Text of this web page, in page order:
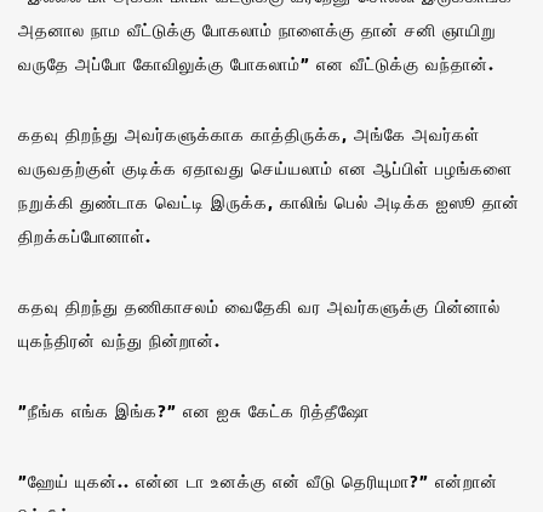
அதனால நாம வீட்டுக்கு போகலாம் நாளைக்கு தான் சனி ஞாயிறு
வருதே அப்போ கோவிலுக்கு போகலாம்” என வீட்டுக்கு வந்தான்.
கதவு திறந்து அவர்களுக்காக காத்திருக்க, அங்கே அவர்கள்
வருவதற்குள் குடிக்க ஏதாவது செய்யலாம் என ஆப்பிள் பழங்களை
நறுக்கி துண்டாக வெட்டி இருக்க, காலிங் பெல் அடிக்க ஐஸூ தான்
திறக்கப்போனாள்.
கதவு திறந்து தணிகாசலம் வைதேகி வர அவர்களுக்கு பின்னால்
யுகந்திரன் வந்து நின்றான்.
”நீங்க எங்க இங்க?” என ஐசு கேட்க ரித்தீஷோ
”ஹேய் யுகன்.. என்ன டா உனக்கு என் வீடு தெரியுமா?” என்றான்